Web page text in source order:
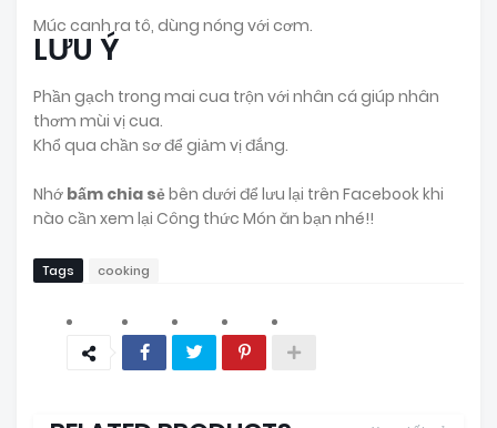
Múc canh ra tô, dùng nóng với cơm.
LƯU Ý
Phần gạch trong mai cua trộn với nhân cá giúp nhân
thơm mùi vị cua.
Khổ qua chần sơ để giảm vị đắng.
Nhớ bấm chia sẻbên dưới để lưu lại trên Facebook khi
nào cần xem lại Công thức Món ăn bạn nhé!!
Tags cooking